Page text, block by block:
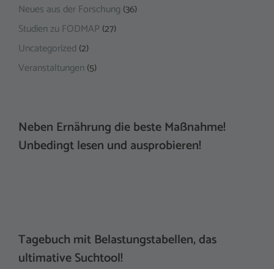
Neues aus der Forschung (36)
Studien zu FODMAP (27)
Uncategorized (2)
Veranstaltungen (5)
Neben Ernährung die beste Maßnahme!
Unbedingt lesen und ausprobieren!
Tagebuch mit Belastungstabellen, das
ultimative Suchtool!